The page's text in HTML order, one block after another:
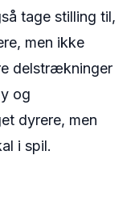
tage stilling til,
men ikke
delstrækninger
og
dyrere, men
i spil.